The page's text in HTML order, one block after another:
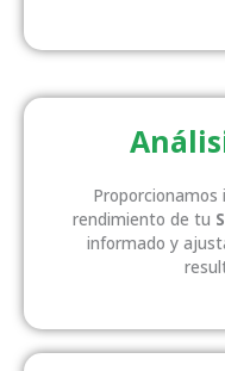
rendimiento de tu
informado y